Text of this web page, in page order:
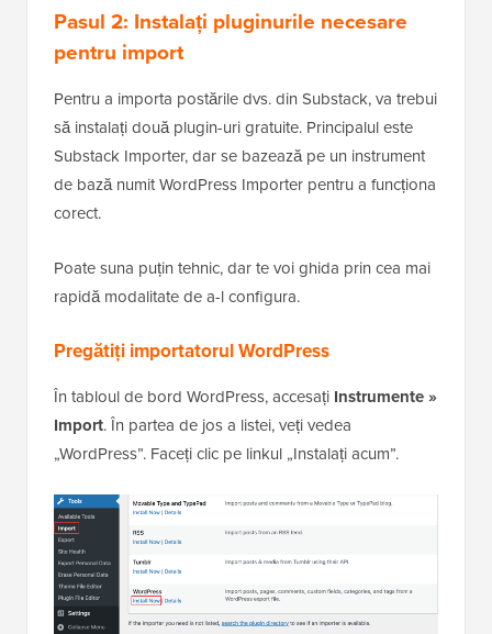
Pasul 2: Instalați pluginurile necesare
pentru import
Pentru a importa postările dvs. din Substack, va trebui
să instalați două plugin-uri gratuite. Principalul este
Substack Importer, dar se bazează pe un instrument
de bază numit WordPress Importer pentru a funcționa
corect.
Poate suna puțin tehnic, dar te voi ghida prin cea mai
rapidă modalitate de a-l configura.
Pregătiți importatorul WordPress
În tabloul de bord WordPress, accesați Instrumente »
Import. În partea de jos a listei, veți vedea
„WordPress”. Faceți clic pe linkul „Instalați acum”.